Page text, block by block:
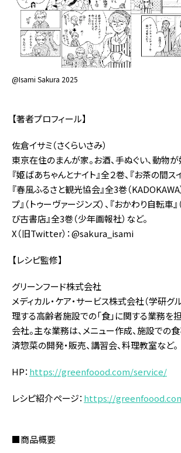
@Isami Sakura 2025
【著者プロフィール】
佐倉イサミ（さくらいさみ）
東京在住のまんが家。お酒、手ぬぐい、動物が
『姫ばあちゃんとナイト』全２巻、『お茶の間ス
『春風ふるさと観光協会』全3巻（KADOKAWA
プ』（トゥーヴァージンズ）、『おかわり自転車』
び古書店』全3巻（少年画報社）など
X（旧Twitter）：@sakura_isami
【レシピ監修】
グリーンフード株式会社
メディカル・ケア・サービス株式会社（学研グ
理する高齢者施設での「食」に関する業務を
会社。主な業務は、メニュー作成、施設での
済惣菜の開発・販売、講習会、料理教室など。
HP： https://greenfoood.com/service/
レシピ紹介ページ： https://
■商品概要